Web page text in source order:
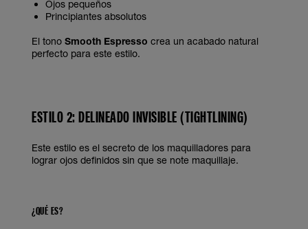
Ojos pequeños
Principiantes absolutos
El tono Smooth Espresso crea un acabado natural
perfecto para este estilo.
ESTILO 2: DELINEADO INVISIBLE (TIGHTLINING)
Este estilo es el secreto de los maquilladores para
lograr ojos definidos sin que se note maquillaje.
¿QUÉ ES?